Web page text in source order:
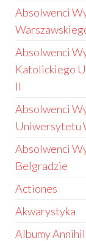
Absolwenci
Absolwenci
Katolickiego
II
Absolwenci
Uniwersytetu
Absolwenci
Belgradzie
Actiones
Akwarystyka
Albumy